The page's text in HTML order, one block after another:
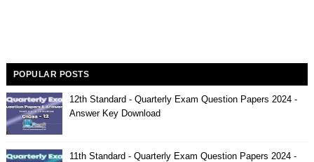
POPULAR POSTS
12th Standard - Quarterly Exam Question Papers 2024 -
Answer Key Download
11th Standard - Quarterly Exam Question Papers 2024 -